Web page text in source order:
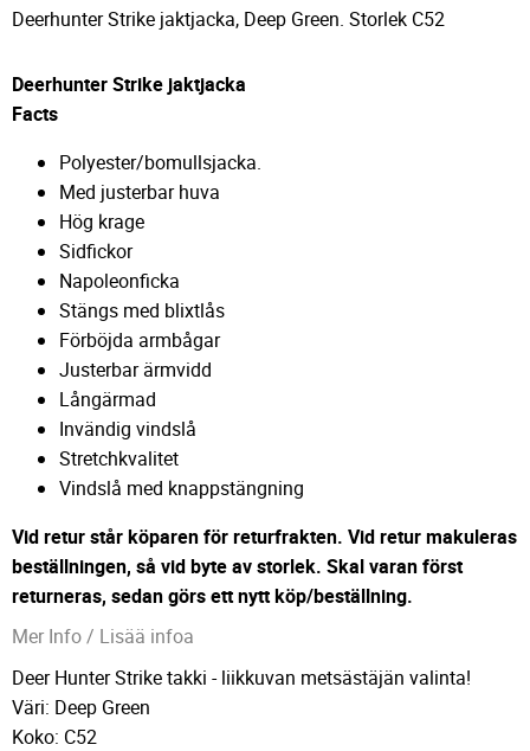
Deerhunter Strike jaktjacka, Deep Green. Storlek C52
Deerhunter Strike jaktjacka
Facts
Polyester/bomullsjacka.
Med justerbar huva
Hög krage
Sidfickor
Napoleonficka
Stängs med blixtlås
Förböjda armbågar
Justerbar ärmvidd
Långärmad
Invändig vindslå
Stretchkvalitet
Vindslå med knappstängning
Vid retur står köparen för returfrakten. Vid retur makuleras
beställningen, så vid byte av storlek. Skal varan först
returneras, sedan görs ett nytt köp/beställning.
Mer Info / Lisää infoa
Deer Hunter Strike takki - liikkuvan metsästäjän valinta!
Väri: Deep Green
Koko: C52